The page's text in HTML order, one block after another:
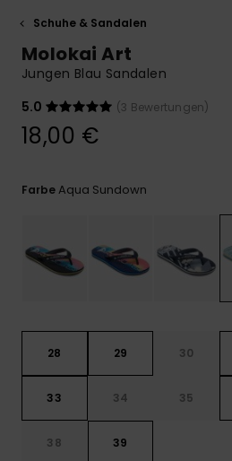
Finden Sie
die häufigsten
Fragen sowie
Schuhe & Sandalen
Molokai Art
Jungen Blau Sandalen
5.0
(3 Bewertungen)
18,00 €
FarbeAqua Sundown
28 29 30
33 34 35
38 39